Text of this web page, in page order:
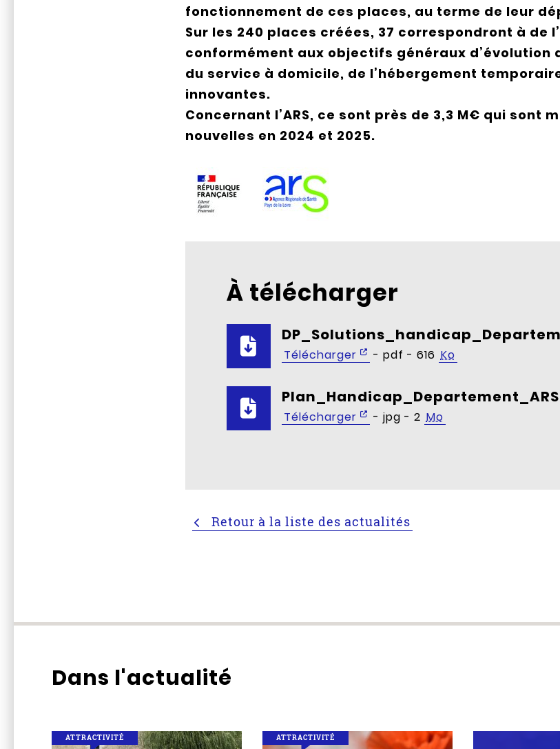
fonctionnement de ces places, au terme de leur
Sur les 240 places créées, 37 correspondront à de
conformément aux objectifs généraux
du service à domicile, de l’hébergement
innovantes.
Concernant l’ARS, ce sont près de 3,3 M€ qui sont
nouvelles en 2024 et 2025.
À télécharger
Télécharger - pdf - 616 Ko
Télécharger - jpg - 2 Mo
Retour à la liste des actualités
Dans l'actualité
ATTRACTIVITÉ ATTRACTIVITÉ